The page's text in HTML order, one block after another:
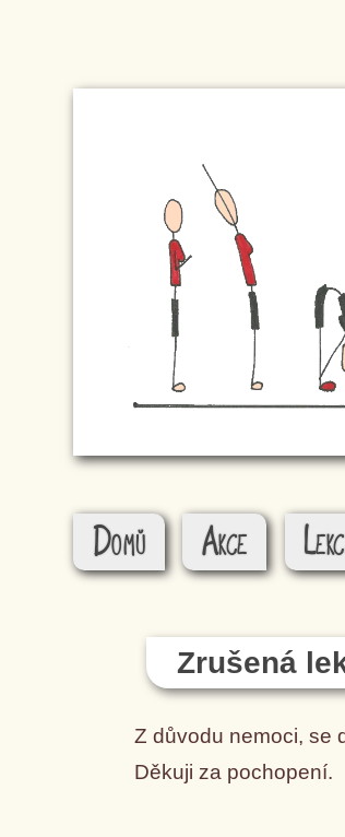
Domů Akce
Zrušená
Z důvodu nemoci, se
Děkuji za pochopení.